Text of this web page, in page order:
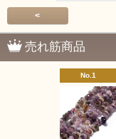
<
売れ筋商品
No.1